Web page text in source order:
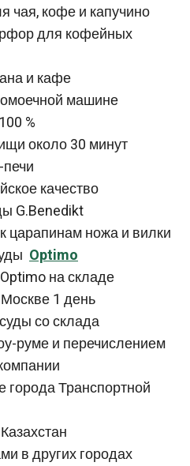
чая, кофе и капучино
для кофейных
и кафе
машине
%
около 30 минут
качество
G.Benedikt
царапинам ножа и вилки
Optimo
на складе
1 день
со склада
руме и перечислением
города Транспортной
в других городах